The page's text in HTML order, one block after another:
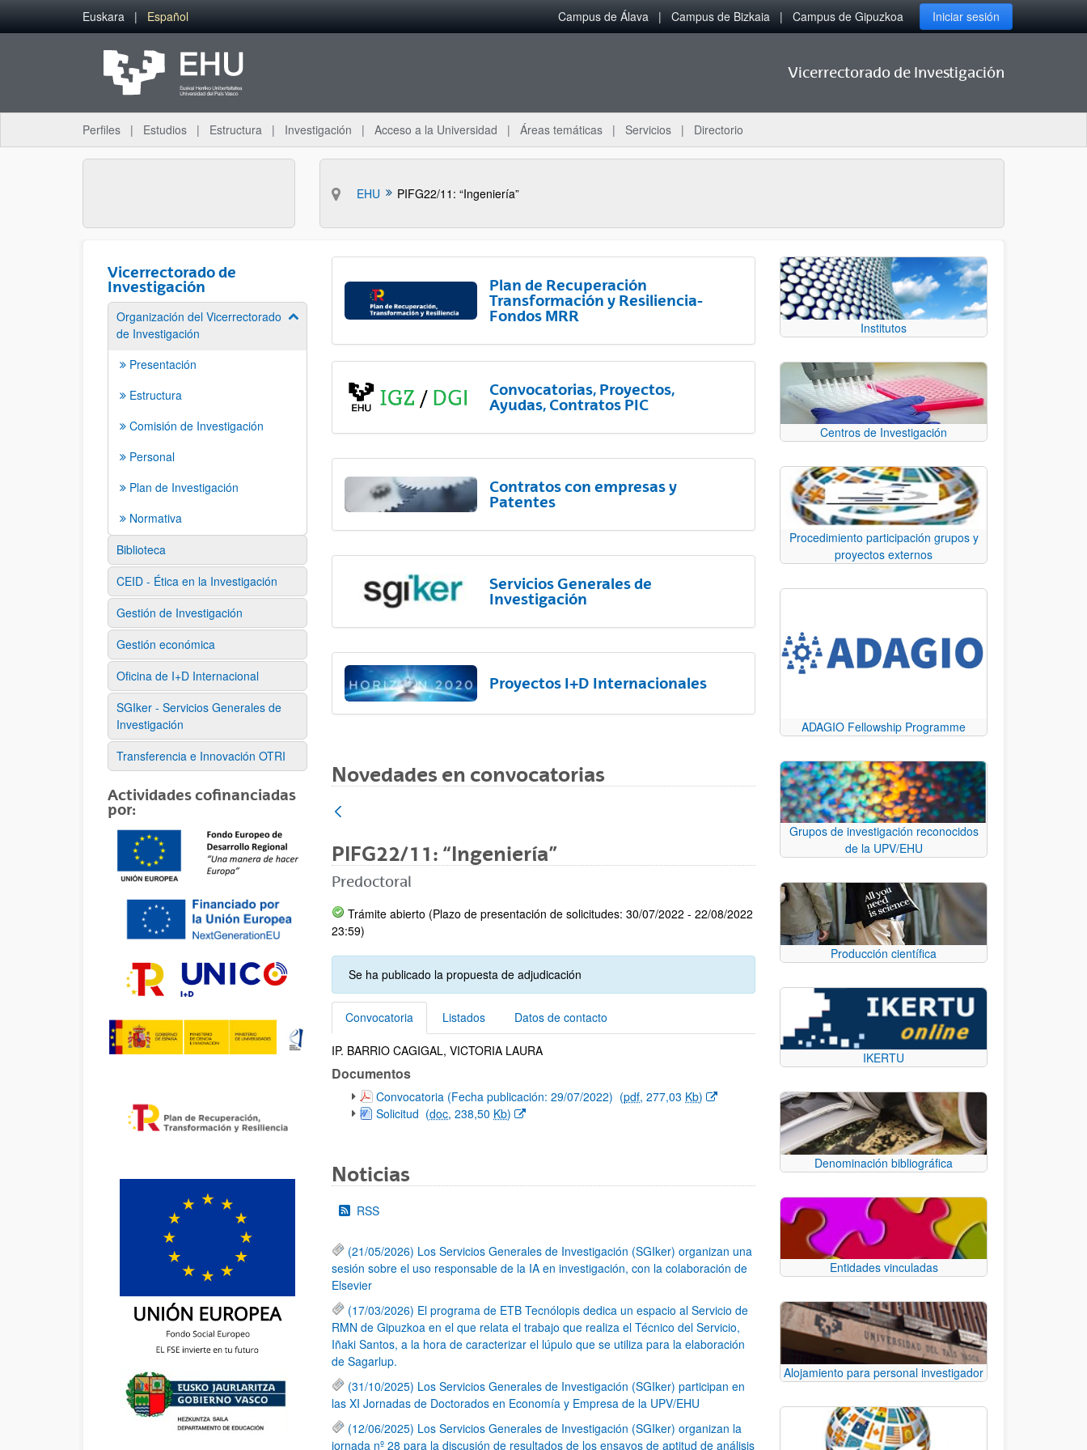
Saltar al contenido principal
Euskara Español Campus de Álava Campus de Bizkaia Campus de Gipuzkoa Iniciar sesión
Vicerrectorado de Investigación
Perfiles Estudios Estructura Investigación Acceso a la Universidad Áreas temáticas Servicios Directorio
EHU PIFG22/11: “Ingeniería”
Vicerrectorado de
Investigación
Organización del Vicerrectorado
de Investigación
Mostrar/ocultar subpáginas
Presentación
Estructura
Comisión de Investigación
Personal
Plan de Investigación
Normativa
Biblioteca
CEID - Ética en la Investigación
Gestión de Investigación
Gestión económica
Oficina de I+D Internacional
SGIker - Servicios Generales de
Investigación
Transferencia e Innovación OTRI
Actividades cofinanciadas
por:
Plan de Recuperación
Transformación y Resiliencia-
Fondos MRR
Convocatorias, Proyectos,
Ayudas, Contratos PIC
Contratos con empresas y
Patentes
Servicios Generales de
Investigación
Proyectos I+D Internacionales
Novedades en convocatorias
PIFG22/11: “Ingeniería”
Predoctoral
Trámite abierto (Plazo de presentación de solicitudes: 30/07/2022 - 22/08/2022
23:59)
Se ha publicado la propuesta de adjudicación
Convocatoria Listados Datos de contacto
Convocatoria
IP. BARRIO CAGIGAL, VICTORIA LAURA
Documentos
(Abre una nueva ventana)
Convocatoria (Fecha publicación: 29/07/2022) (pdf, 277,03 Kb)
(Abre una nueva ventana)
Solicitud (doc, 238,50 Kb)
Noticias
RSS
(21/05/2026) Los Servicios Generales de Investigación (SGIker) organizan una
sesión sobre el uso responsable de la IA en investigación, con la colaboración de
Elsevier
(17/03/2026) El programa de ETB Tecnólopis dedica un espacio al Servicio de
RMN de Gipuzkoa en el que relata el trabajo que realiza el Técnico del Servicio,
Iñaki Santos, a la hora de caracterizar el lúpulo que se utiliza para la elaboración
de Sagarlup.
(31/10/2025) Los Servicios Generales de Investigación (SGIker) participan en
las XI Jornadas de Doctorados en Economía y Empresa de la UPV/EHU
(12/06/2025) Los Servicios Generales de Investigación (SGIker) organizan la
jornada nº 28 para la discusión de resultados de los ensayos de aptitud de análisis
Institutos
Centros de Investigación
Procedimiento participación grupos y
proyectos externos
ADAGIO Fellowship Programme
Grupos de investigación reconocidos
de la UPV/EHU
Producción científica
IKERTU
Denominación bibliográfica
Entidades vinculadas
Alojamiento para personal investigador